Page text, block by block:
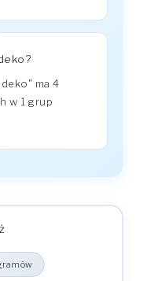
ma 4
w 1 grup